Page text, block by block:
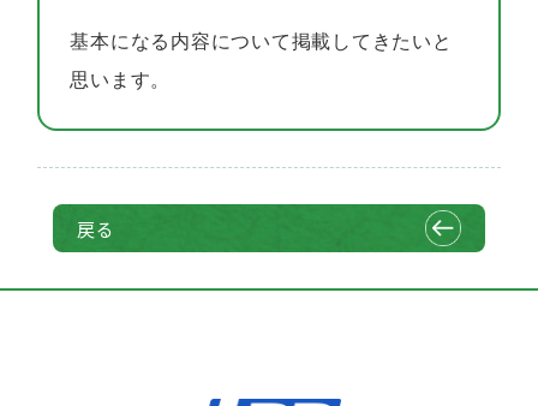
基本になる内容について掲載してきたいと
思います。
戻る